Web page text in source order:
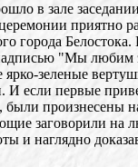
в зале
приятно
города
"Мы любим
ярко-зеленые
И если первые
были произнесены
заговорили
и наглядно